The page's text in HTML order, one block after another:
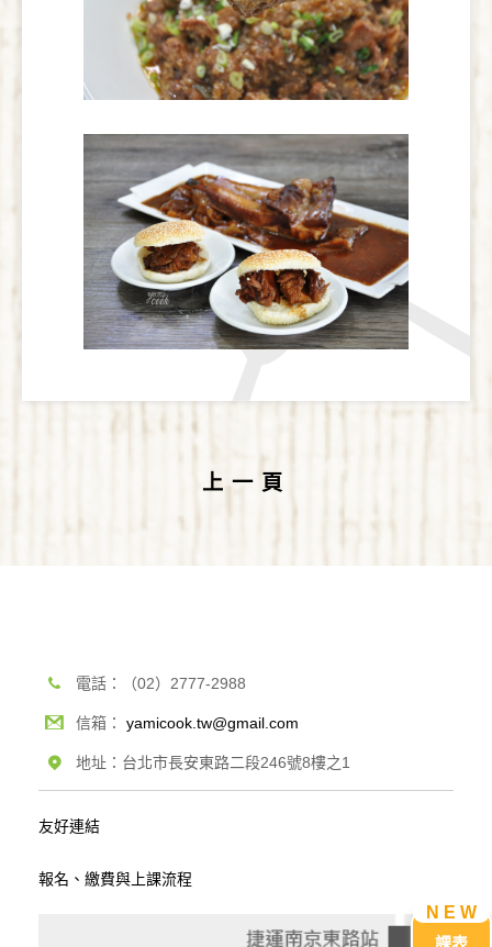
上一頁
電話：（02）2777-2988
信箱： yamicook.tw@gmail.com
地址：台北市長安東路二段246號8樓之1
友好連結
報名、繳費與上課流程